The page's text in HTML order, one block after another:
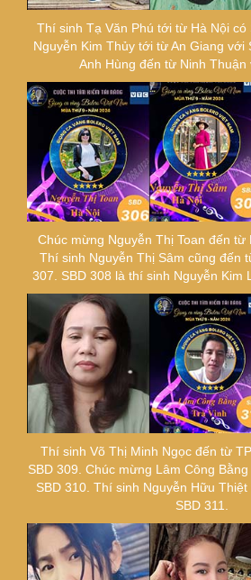
Thí sinh Tạ Văn Phú tới từ Hà Nội có
Nguyễn Kim Thủy tới từ An Giang với
Anh Hùng đến từ Ninh Thuận
Chúc mừng Nguyễn Thị Toan đến từ
Thí sinh Nguyễn Thị Sâm cũng đến
307. SBD 308 là thí sinh Nguyễn Kim
Thí sinh Võ Thị Minh Ngọc đến từ
SBD 309. Chúc mừng Lâm Công
SBD 310. Thí sinh Nguyễn Hữu
SBD 311.